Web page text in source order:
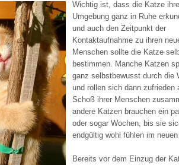
Wichtig ist, dass die Katze
Umgebung ganz in Ruhe
und auch den Zeitpunkt der
Kontaktaufnahme zu ihren
Menschen sollte die Katze
bestimmen. Manche Katzen
ganz selbstbewusst durch die
und rollen sich dann zufrieden
Schoß ihrer Menschen
andere Katzen brauchen ein
oder sogar Wochen, bis sie
endgültig wohl fühlen im
Bereits vor dem Einzug der